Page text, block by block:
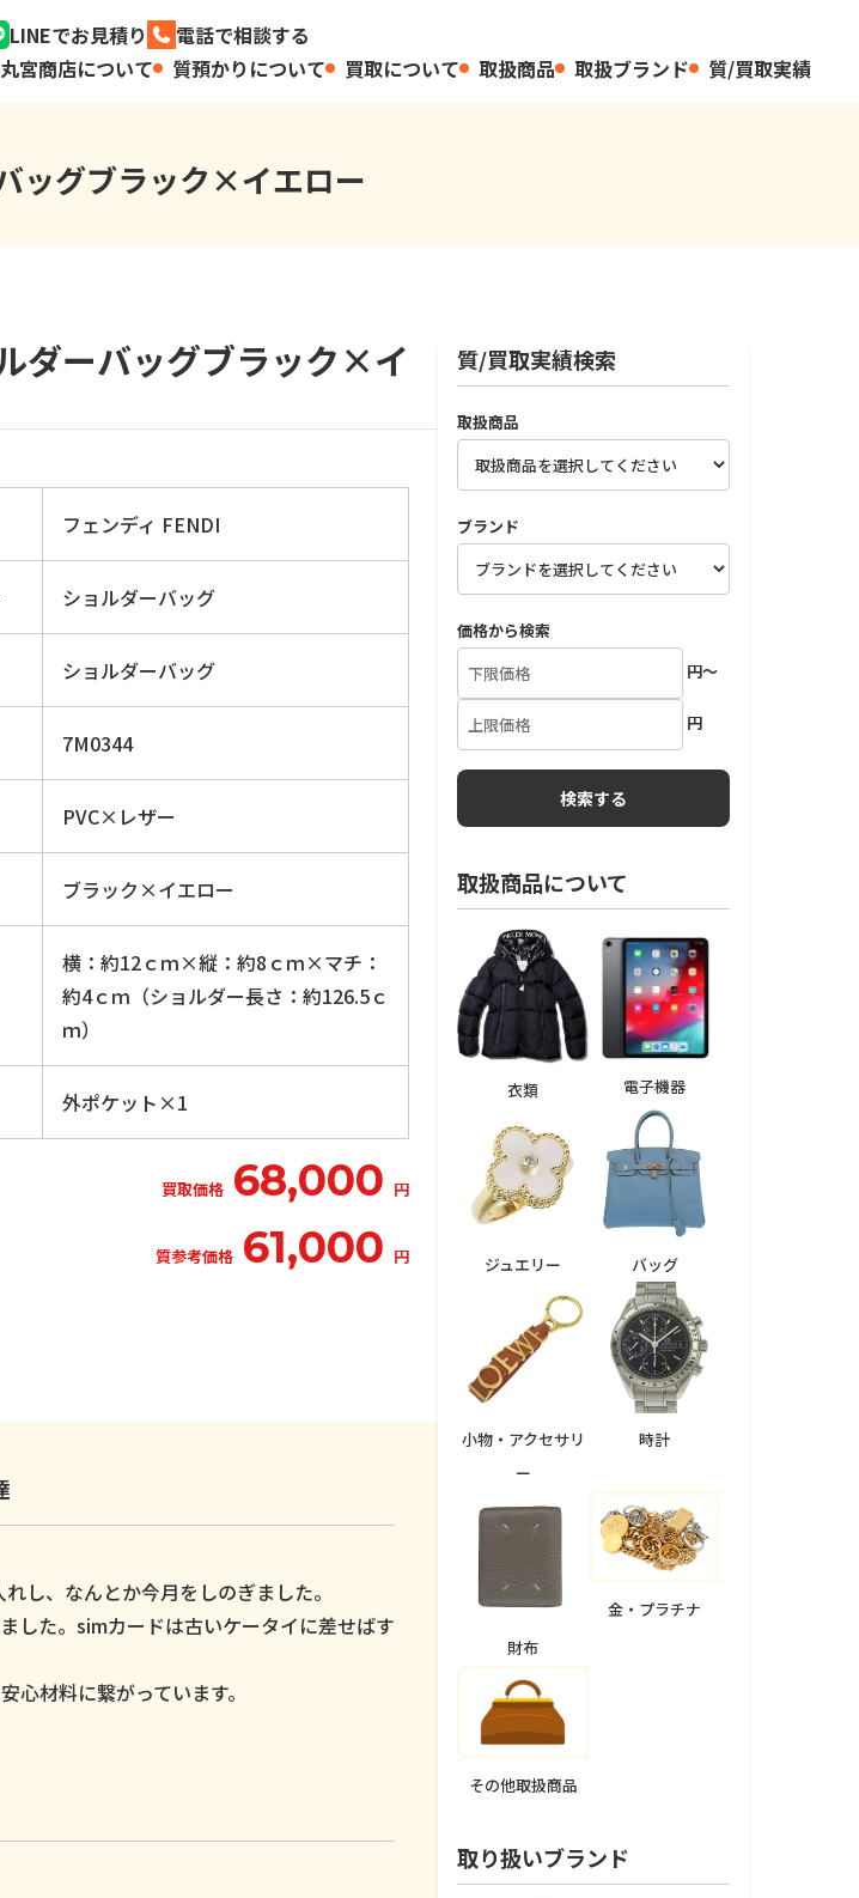
LINEでお見積り
電話で相談する
丸宮商店について
質預かりについて 買取について 取扱商品 取扱ブランド 質/買取実績
ッグブラック×イエロー
ダーバッグブラック×イ
フェンディ FENDI
ショルダーバッグ
ショルダーバッグ
7M0344
PVC×レザー
ブラック×イエロー
横：約12ｃｍ×縦：約8ｃｍ×マチ：
約4ｃｍ（ショルダー長さ：約126.5ｃ
ｍ）
外ポケット×1
買取価格 68,000 円
質参考価格 61,000 円
し、なんとか今月をしのぎました。
した。simカードは古いケータイに差せばす
材料に繋がっています。
質/買取実績検索
取扱商品
ブランド
価格から検索
円～
円
取扱商品について
衣類 電子機器
ジュエリー バッグ
小物・アクセサリ
ー
時計
財布
金・プラチナ
その他取扱商品
取り扱いブランド